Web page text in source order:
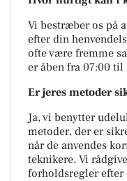
Vi bestræber os på
efter din
ofte være fremme
er åben fra 07:00 til
Er jeres metoder
Ja, vi benytter
metoder, der er
når de anvendes
teknikere. Vi
forholdsregler efter